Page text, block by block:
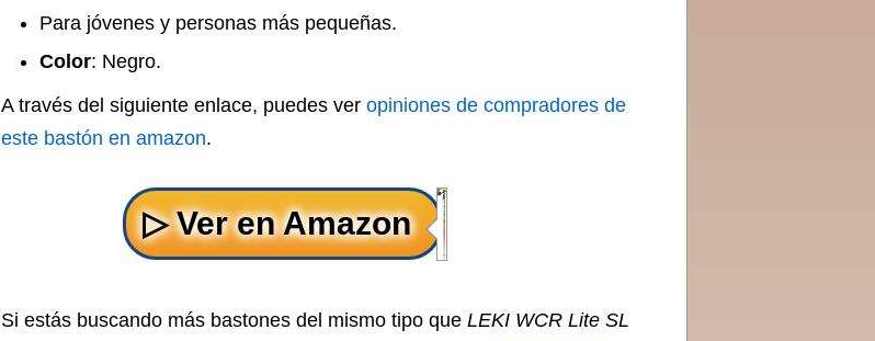
Para jóvenes y personas más pequeñas.
Color: Negro.
A través del siguiente enlace, puedes ver opiniones de compradores de
este bastón en amazon.
Si estás buscando más bastones del mismo tipo que LEKI WCR Lite SL